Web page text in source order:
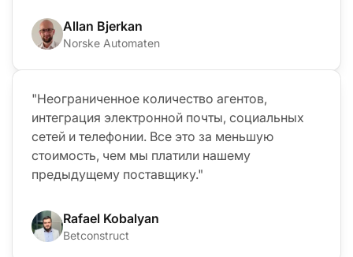
Allan Bjerkan
Norske Automaten
"Неограниченное количество агентов,
интеграция электронной почты, социальных
сетей и телефонии. Все это за меньшую
стоимость, чем мы платили нашему
предыдущему поставщику."
Rafael Kobalyan
Betconstruct